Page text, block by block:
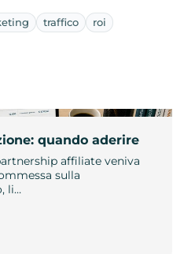
traffico roi
quando aderire
affiliate veniva
sulla
li…